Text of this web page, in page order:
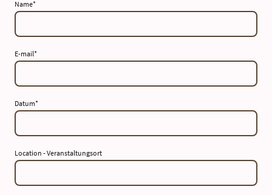
Name*
E-mail*
Datum*
Location - Veranstaltungsort